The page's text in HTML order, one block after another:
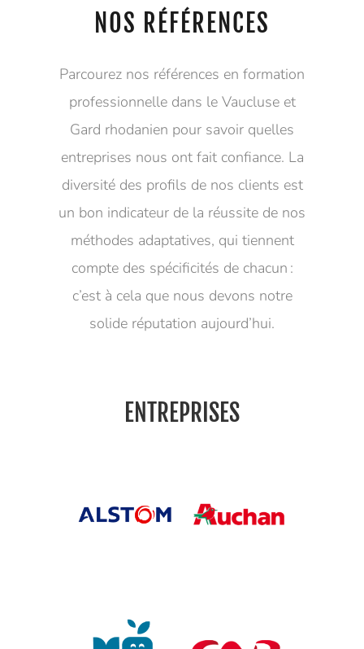
NOS RÉFÉRENCES
Parcourez nos références en formation
professionnelle dans le Vaucluse et
Gard rhodanien pour savoir quelles
entreprises nous ont fait confiance. La
diversité des profils de nos clients est
un bon indicateur de la réussite de nos
méthodes adaptatives, qui tiennent
compte des spécificités de chacun :
c’est à cela que nous devons notre
solide réputation aujourd’hui.
ENTREPRISES